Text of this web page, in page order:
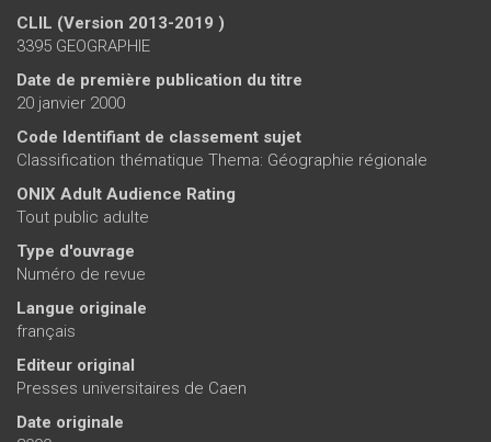
CLIL (Version 2013-2019 )
3395 GEOGRAPHIE
Date de première publication du titre
20 janvier 2000
Code Identifiant de classement sujet
Classification thématique Thema: Géographie régionale
ONIX Adult Audience Rating
Tout public adulte
Type d'ouvrage
Numéro de revue
Langue originale
français
Editeur original
Presses universitaires de Caen
Date originale